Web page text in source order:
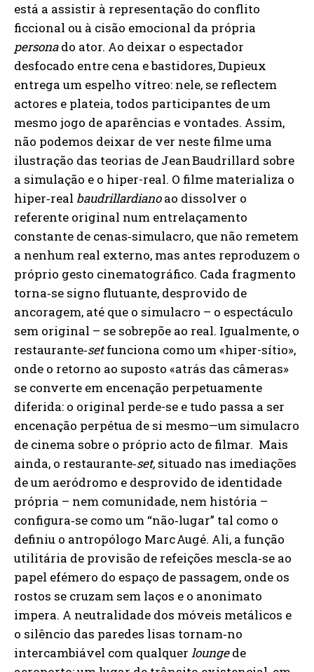
está a assistir à representação do conflito
ficcional ou à cisão emocional da própria
personado ator. Ao deixar o espectador
desfocado entre cena e bastidores, Dupieux
entrega um espelho vítreo: nele, se reflectem
actores e plateia, todos participantes de um
mesmo jogo de aparências e vontades. Assim,
não podemos deixar de ver neste filme uma
ilustração das teorias de Jean Baudrillard sobre
a simulação e o hiper-real. O filme materializa o
hiper‑real baudrillardianoao dissolver o
referente original num entrelaçamento
constante de cenas‑simulacro, que não remetem
a nenhum real externo, mas antes reproduzem o
próprio gesto cinematográfico. Cada fragmento
torna‑se signo flutuante, desprovido de
ancoragem, até que o simulacro – o espectáculo
sem original – se sobrepõe ao real. Igualmente, o
restaurante‑setfunciona como um «hiper-sítio»,
onde o retorno ao suposto «atrás das câmeras»
se converte em encenação perpetuamente
diferida: o original perde-se e tudo passa a ser
encenação perpétua de si mesmo—um simulacro
de cinema sobre o próprio acto de filmar. Mais
ainda, o restaurante‑set, situado nas imediações
de um aeródromo e desprovido de identidade
própria – nem comunidade, nem história –
configura‑se como um “não‑lugar” tal como o
definiu o antropólogo Marc Augé. Ali, a função
utilitária de provisão de refeições mescla‑se ao
papel efémero do espaço de passagem, onde os
rostos se cruzam sem laços e o anonimato
impera. A neutralidade dos móveis metálicos e
o silêncio das paredes lisas tornam‑no
intercambiável com qualquer loungede